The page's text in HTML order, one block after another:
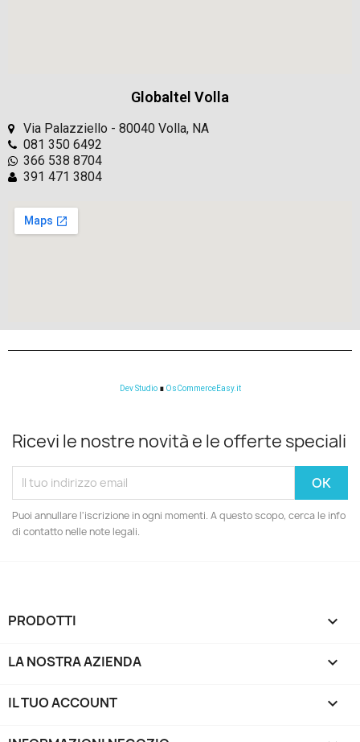
Globaltel Volla
Via Palazziello - 80040 Volla, NA
081 350 6492
366 538 8704
391 471 3804
Dev Studio ∎ OsCommerceEasy.it
Ricevi le nostre novità e le offerte speciali
Puoi annullare l'iscrizione in ogni momenti. A questo scopo, cerca le info
di contatto nelle note legali.
PRODOTTI 
LA NOSTRA AZIENDA 
IL TUO ACCOUNT 